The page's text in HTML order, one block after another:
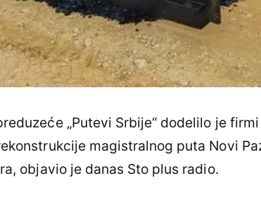
„Putevi Srbije“ dodelilo je firmi
magistralnog puta Novi
objavio je danas Sto plus radio.